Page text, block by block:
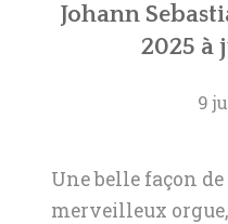
Johann
2025 à
9
Une belle façon
merveilleux